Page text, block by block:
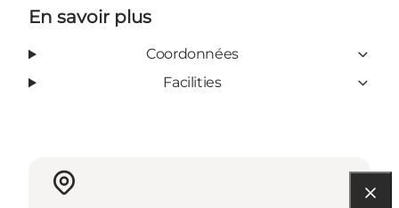
En savoir plus
Coordonnées
Facilities